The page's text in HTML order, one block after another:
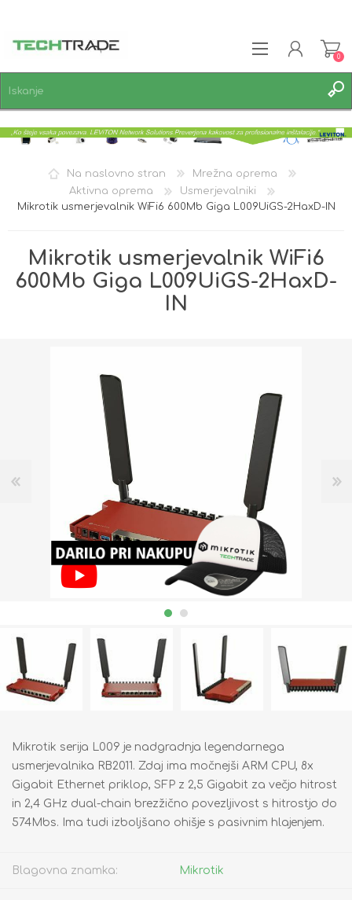
PRIJAVA
0
Na naslovno stran
Mrežna oprema
Aktivna oprema
Usmerjevalniki
Mikrotik usmerjevalnik WiFi6 600Mb Giga L009UiGS-2HaxD-IN
Mikrotik usmerjevalnik WiFi6
600Mb Giga L009UiGS-2HaxD-
IN
Mikrotik serija L009 je nadgradnja legendarnega
usmerjevalnika RB2011. Zdaj ima močnejši ARM CPU, 8x
Gigabit Ethernet priklop, SFP z 2,5 Gigabit za večjo hitrost
in 2,4 GHz dual-chain brezžično povezljivost s hitrostjo do
574Mbs. Ima tudi izboljšano ohišje s pasivnim hlajenjem.
Blagovna znamka: Mikrotik